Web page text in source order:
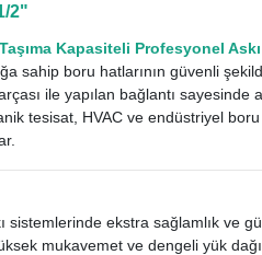
2"
Kapasiteli Profesyonel
sahip boru hatlarının güvenli
ile yapılan bağlantı
tesisat, HVAC ve endüstriyel
sistemlerinde ekstra sağlamlık ve
mukavemet ve dengeli yük